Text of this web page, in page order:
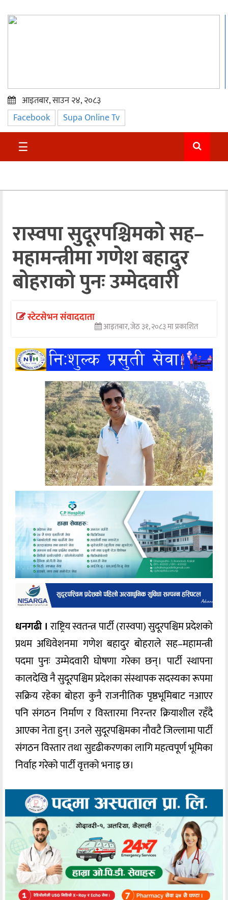
प्रमुख
समाचार
सुदुर
अन्तराष्ट्रिय
अन्तर्वार्ता
अर्थ
खेलकुद
मनोरञ्जन
आइतबार, साउन २४, २०८३
Facebook Supa Online Tv
☰
रास्वपा सुदूरपश्चिमको सह–
महामन्त्रीमा गणेश बहादुर
बोहराको पुनः उम्मेदवारी
स्टेटसेभन संवाददाता
आइतबार, जेठ ३१, २०८३ मा प्रकाशित
धनगढी ।राष्ट्रिय स्वतन्त्र पार्टी (रास्वपा) सुदूरपश्चिम प्रदेशको
प्रथम अधिवेशनमा गणेश बहादुर बोहराले सह–महामन्त्री
पदमा पुनः उम्मेदवारी घोषणा गरेका छन्। पार्टी स्थापना
कालदेखि नै सुदूरपश्चिम प्रदेशका संस्थापक सदस्यका रूपमा
सक्रिय रहेका बोहरा कुनै राजनीतिक पृष्ठभूमिबाट नआएर
पनि संगठन निर्माण र विस्तारमा निरन्तर क्रियाशील रहँदै
आएका नेता हुन्। उनले सुदूरपश्चिमका नौवटै जिल्लामा पार्टी
संगठन विस्तार तथा सुदृढीकरणका लागि महत्वपूर्ण भूमिका
निर्वाह गरेको पार्टी वृत्तको भनाइ छ।